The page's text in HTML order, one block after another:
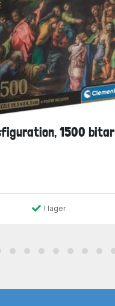
1500 bitar
I lager